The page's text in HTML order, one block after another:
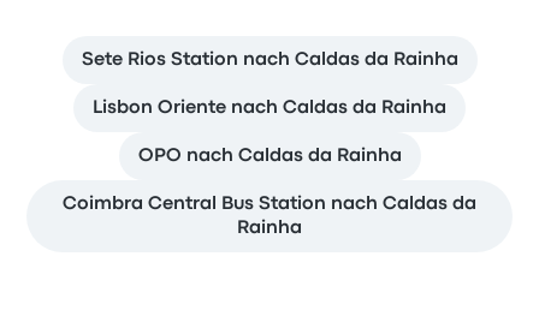
Sete Rios Station nach Caldas da Rainha
Lisbon Oriente nach Caldas da Rainha
OPO nach Caldas da Rainha
Coimbra Central Bus Station nach Caldas da
Rainha